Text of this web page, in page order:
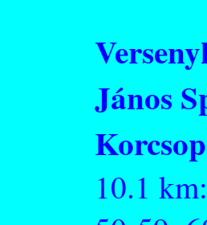
János
10.1